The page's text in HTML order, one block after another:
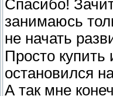
Спасибо!
занимаюсь
не начать
Просто
остановился
А так мне